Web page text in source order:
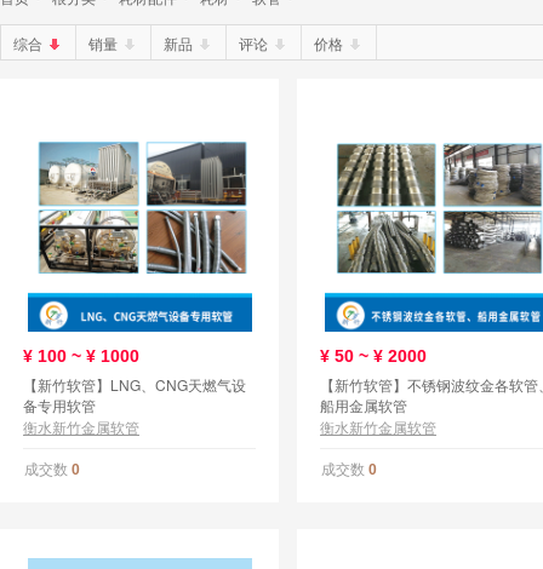
综合 销量 新品 评论 价格
¥ 100 ~ ¥ 1000
【新竹软管】LNG、CNG天燃气设
备专用软管
衡水新竹金属软管
成交数 0
¥ 50 ~ ¥ 2000
【新竹软管】不锈钢波纹金各软管
船用金属软管
衡水新竹金属软管
成交数 0